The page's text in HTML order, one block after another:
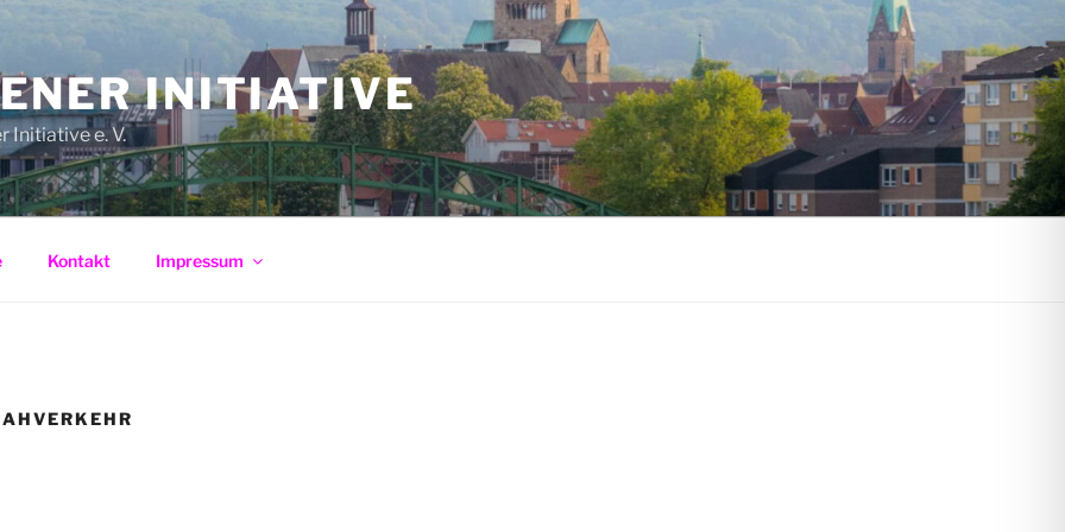
INITIATIVE
Initiative e. V.
Kontakt Impressum